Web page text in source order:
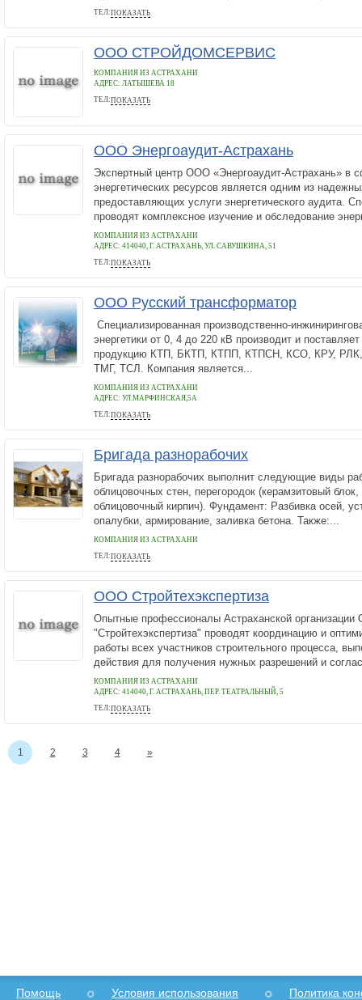
ТЕЛ:ПОКАЗАТЬ
+78512297798
ООО СТРОЙДОМСЕРВИС
КОМПАНИЯ ИЗ АСТРАХАНИ
АДРЕС: ЛАТЫШЕВА 18
ТЕЛ:ПОКАЗАТЬ
89270707355
ООО Энергоаудит-Астрахань
Экспертный центр ООО «Энергоаудит-Астрахань» в
энергетических ресурсов является одним из
предоставляющих услуги энергетического аудита.
проводят комплексное изучение и обследование
КОМПАНИЯ ИЗ АСТРАХАНИ
АДРЕС: 414040, Г. АСТРАХАНЬ, УЛ. САВУШКИНА, 51
ТЕЛ:ПОКАЗАТЬ
+7 (908) 188-51-25
ООО Русский трансформатор
Специализированная производственно-
энергетики от 0, 4 до 220 кВ производит и
продукцию КТП, БКТП, КТПП, КТПСН, КСО, КРУ,
ТМГ, ТСЛ. Компания является...
КОМПАНИЯ ИЗ АСТРАХАНИ
АДРЕС: УЛ.МАРФИНСКАЯ,5А
ТЕЛ:ПОКАЗАТЬ
(961)816-00-19
Бригада разнорабочих
Бригада разнорабочих выполнит следующие виды
облицовочных стен, перегородок (керамзитовый
облицовочный кирпич). Фундамент: Разбивка осей,
опалубки, армирование, заливка бетона. Также:...
КОМПАНИЯ ИЗ АСТРАХАНИ
ТЕЛ:ПОКАЗАТЬ
89608600739
ООО Стройтехэкспертиза
Опытные профессионалы Астраханской
"Стройтехэкспертиза" проводят координацию и
работы всех участников строительного процесса,
действия для получения нужных разрешений и
КОМПАНИЯ ИЗ АСТРАХАНИ
АДРЕС: 414040, Г. АСТРАХАНЬ, ПЕР. ТЕАТРАЛЬНЫЙ, 5
ТЕЛ:ПОКАЗАТЬ
+7 (904) 444-00-34
1 2 3 4 »
Помощь Условия использования Политика